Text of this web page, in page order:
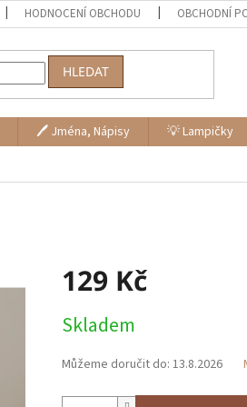
HODNOCENÍ OBCHODU OBCHODNÍ
HLEDAT
🖊 Jména, Nápisy 💡 Lampičky
129 Kč
cena:
Skladem
Můžeme doručit do: 13.8.2026